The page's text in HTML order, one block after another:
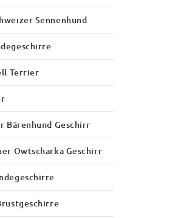
Sennenhund
Terrier
Bärenhund Geschirr
Owtscharka Geschirr